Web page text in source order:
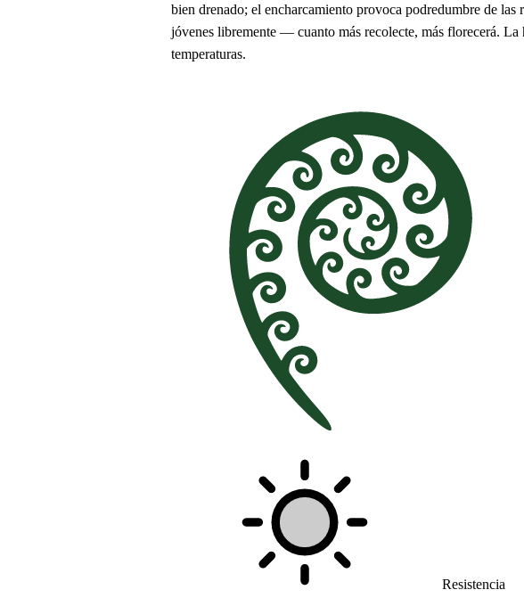
bien drenado; el encharcamiento provoca podredumbre de
jóvenes libremente — cuanto más recolecte, más florecerá.
temperaturas.
Resistencia